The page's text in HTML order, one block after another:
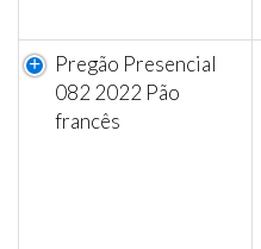
Pregão Presencial
082 2022 Pão
francês